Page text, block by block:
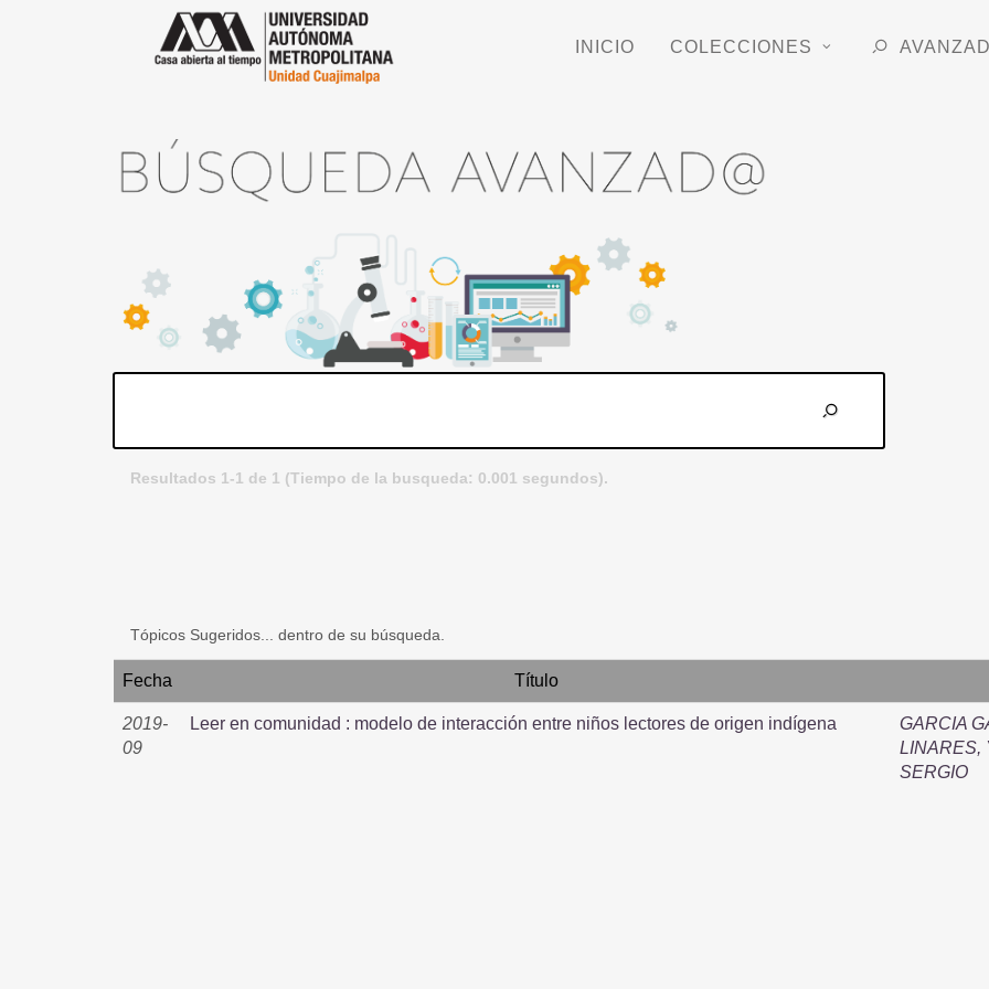
INICIO COLECCIONES
Resultados 1-1 de 1 (Tiempo de la busqueda: 0.001 segundos).
Tópicos Sugeridos... dentro de su búsqueda.
Fecha Título
2019-
09
Leer en comunidad : modelo de interacción entre niños lectores de origen indígena
GARCIA
LINARES,
SERGIO